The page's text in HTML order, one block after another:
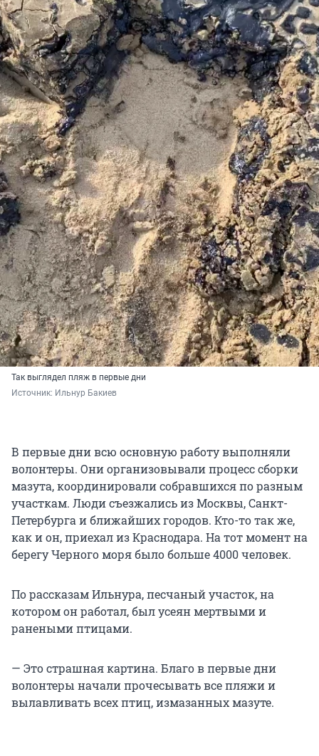
Так выглядел пляж в первые дни
Источник: Ильнур Бакиев
В первые дни всю основную работу выполняли
волонтеры. Они организовывали процесс сборки
мазута, координировали собравшихся по разным
участкам. Люди съезжались из Москвы, Санкт-
Петербурга и ближайших городов. Кто-то так же,
как и он, приехал из Краснодара. На тот момент на
берегу Черного моря было больше 4000 человек.
По рассказам Ильнура, песчаный участок, на
котором он работал, был усеян мертвыми и
ранеными птицами.
— Это страшная картина. Благо в первые дни
волонтеры начали прочесывать все пляжи и
вылавливать всех птиц, измазанных мазуте.